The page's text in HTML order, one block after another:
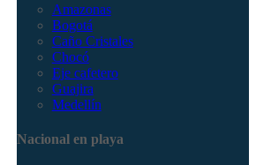
Amazonas
Bogotá
Caño Cristales
Chocó
Eje cafetero
Guajira
Medellín
Nacional en playa